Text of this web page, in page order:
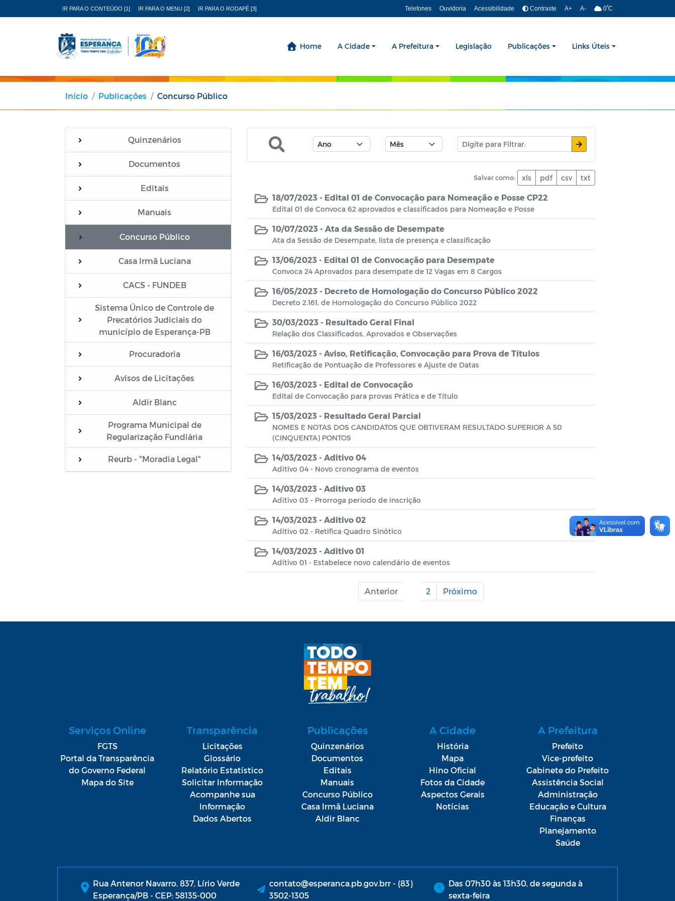
IR PARA O CONTEÚDO [1] IR PARA O MENU [2] IR PARA O RODAPÉ [3] Telefones Ouvidoria Acessibilidade Contraste A+ A- 0ºC
Home A Cidade A Prefeitura Legislação Publicações Links Úteis
Início Publicações Concurso Público
Quinzenários
Documentos
Editais
Manuais
Concurso Público
Casa Irmã Luciana
CACS - FUNDEB
Sistema Único de Controle de
Precatórios Judiciais do
município de Esperança-PB
Procuradoria
Avisos de Licitações
Aldir Blanc
Programa Municipal de
Regularização Fundiária
Reurb - "Moradia Legal"
Salvar como: xls pdf csv txt
18/07/2023 - Edital 01 de Convocação para Nomeação e Posse CP22
Edital 01 de Convoca 62 aprovados e classificados para Nomeação e Posse
10/07/2023 - Ata da Sessão de Desempate
Ata da Sessão de Desempate, lista de presença e classificação
13/06/2023 - Edital 01 de Convocação para Desempate
Convoca 24 Aprovados para desempate de 12 Vagas em 8 Cargos
16/05/2023 - Decreto de Homologação do Concurso Público 2022
Decreto 2.161, de Homologação do Concurso Público 2022
30/03/2023 - Resultado Geral Final
Relação dos Classificados, Aprovados e Observações
16/03/2023 - Aviso, Retificação, Convocação para Prova de Títulos
Retificação de Pontuação de Professores e Ajuste de Datas
16/03/2023 - Edital de Convocação
Edital de Convocação para provas Prática e de Título
15/03/2023 - Resultado Geral Parcial
NOMES E NOTAS DOS CANDIDATOS QUE OBTIVERAM RESULTADO SUPERIOR A 50
(CINQUENTA) PONTOS
14/03/2023 - Aditivo 04
Aditivo 04 - Novo cronograma de eventos
14/03/2023 - Aditivo 03
Aditivo 03 - Prorroga período de inscrição
14/03/2023 - Aditivo 02
Aditivo 02 - Retifica Quadro Sinótico
14/03/2023 - Aditivo 01
Aditivo 01 - Estabelece novo calendário de eventos
Anterior 2 Próximo
Serviços Online
FGTS
Portal da Transparência
do Governo Federal
Mapa do Site
Transparência
Licitações
Glossário
Relatório Estatístico
Solicitar Informação
Acompanhe sua
Informação
Dados Abertos
Publicações
Quinzenários
Documentos
Editais
Manuais
Concurso Público
Casa Irmã Luciana
Aldir Blanc
A Cidade
História
Mapa
Hino Oficial
Fotos da Cidade
Aspectos Gerais
Notícias
A Prefeitura
Prefeito
Vice-prefeito
Gabinete do Prefeito
Assistência Social
Administração
Educação e Cultura
Finanças
Planejamento
Saúde
Rua Antenor Navarro, 837, Lírio Verde
Esperança/PB - CEP: 58135-000
contato@esperanca.pb.gov.brr - (83)
3502-1305
Das 07h30 às 13h30, de segunda à
sexta-feira